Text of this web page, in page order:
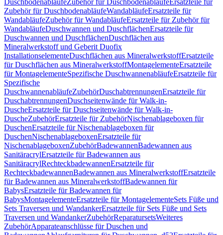
DuschbodenabläufeZubehör für DuschbodenabläufeErsatzteile für
Zubehör für DuschbodenabläufeWandabläufeErsatzteile für
WandabläufeZubehör für WandabläufeErsatzteile für Zubehör für
WandabläufeDuschwannen und DuschflächenErsatzteile für
Duschwannen und DuschflächenDuschflächen aus
Mineralwerkstoff und Geberit Duofix
InstallationselementeDuschflächen aus MineralwerkstoffErsatzteile
für Duschflächen aus MineralwerkstoffMontagelementeErsatzteile
für MontagelementeSpezifische DuschwannenabläufeErsatzteile für
Spezifische
DuschwannenabläufeZubehörDuschabtrennungenErsatzteile für
DuschabtrennungenDuschseitenwände für Walk-in-
DuscheErsatzteile für Duschseitenwände für Walk-in-
DuscheZubehörErsatzteile für ZubehörNischenablageboxen für
DuschenErsatzteile für Nischenablageboxen für
DuschenNischenablageboxenErsatzteile für
NischenablageboxenZubehörBadewannenBadewannen aus
SanitäracrylErsatzteile für Badewannen aus
SanitäracrylRechteckbadewannenErsatzteile für
RechteckbadewannenBadewannen aus MineralwerkstoffErsatzteile
für Badewannen aus MineralwerkstoffBadewannen für
BabysErsatzteile für Badewannen für
BabysMontagelementeErsatzteile für MontagelementeSets Füße und
Sets Traversen und WandankerErsatzteile für Sets Füße und Sets
Traversen und WandankerZubehörReparatursetsWeiteres
ZubehörApparateanschlüsse für Duschen und